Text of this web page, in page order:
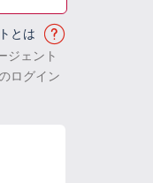
とは
ジェント
ログイン